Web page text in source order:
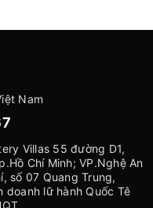
Nam
Villas 55 đường D1,
Chí Minh; VP.Nghệ An
số 07 Quang Trung,
doanh lữ hành Quốc Tê